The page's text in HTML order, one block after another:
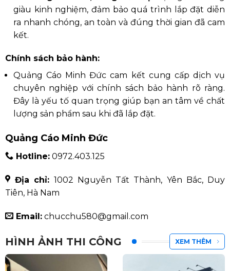
giàu kinh nghiệm, đảm bảo quá trình lắp đặt diễn
ra nhanh chóng, an toàn và đúng thời gian đã cam
kết.
Chính sách bảo hành:
Quảng Cáo Minh Đức cam kết cung cấp dịch vụ
chuyên nghiệp với chính sách bảo hành rõ ràng.
Đây là yếu tố quan trọng giúp bạn an tâm về chất
lượng sản phẩm sau khi đã lắp đặt.
Quảng Cáo Minh Đức
Hotline: 0972.403.125
Địa chỉ: 1002 Nguyễn Tất Thành, Yên Bắc, Duy
Tiên, Hà Nam
Email:chucchu580@gmail.com
HÌNH ẢNH THI CÔNG XEM THÊM